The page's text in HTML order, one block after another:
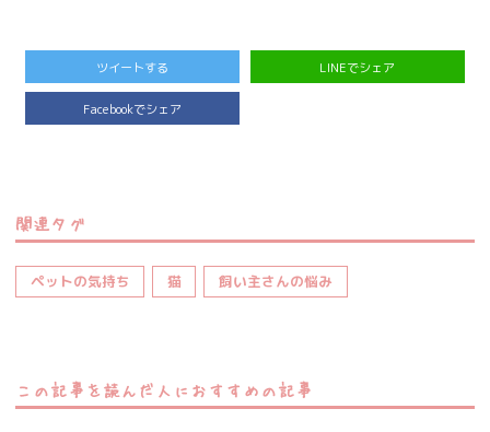
ツイートする LINEでシェア
Facebookでシェア
関連タグ
ペットの気持ち 猫 飼い主さんの悩み
この記事を読んだ人におすすめの記事